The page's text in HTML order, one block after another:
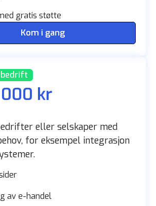
gratis støtte
Kom i gang
kr
eller selskaper med
for eksempel integrasjon
av e-handel